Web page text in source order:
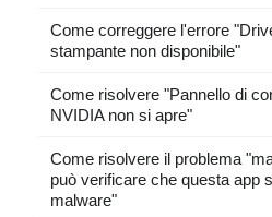
Come correggere l'errore
stampante non disponibile"
Come risolvere "Pannello di
NVIDIA non si apre"
Come risolvere il problema
può verificare che questa app
malware"